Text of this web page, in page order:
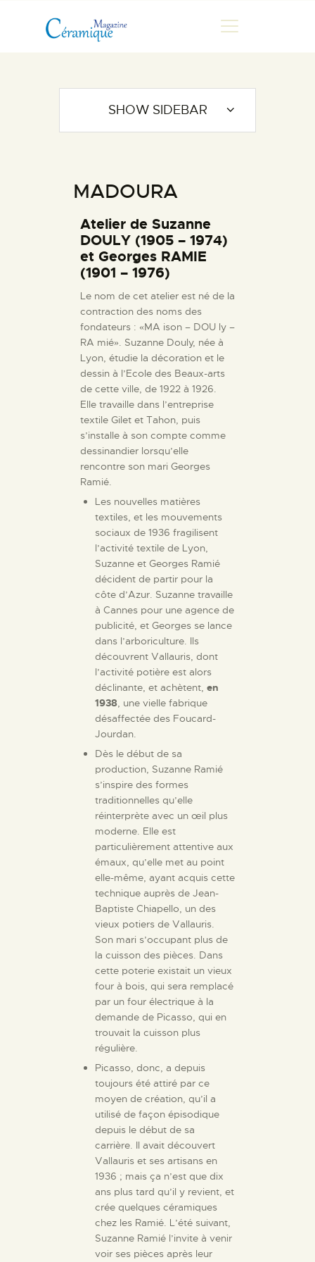
MAGAZINE
CHRONIQUES DE LUC
LES ARTISTES
GALERIES
MARCHANDES
DOCUMENTATION
CONTACT
ESPACE PRO
MADOURA
Atelier de Suzanne
DOULY (1905 – 1974)
et Georges RAMIE
(1901 – 1976)
Le nom de cet atelier est né de la
contraction des noms des
fondateurs : «MA ison – DOU ly –
RA mié». Suzanne Douly, née à
Lyon, étudie la décoration et le
dessin à l’Ecole des Beaux-arts
de cette ville, de 1922 à 1926.
Elle travaille dans l’entreprise
textile Gilet et Tahon, puis
s’installe à son compte comme
dessinandier lorsqu’elle
rencontre son mari Georges
Ramié.
Les nouvelles matières
textiles, et les mouvements
sociaux de 1936 fragilisent
l’activité textile de Lyon,
Suzanne et Georges Ramié
décident de partir pour la
côte d’Azur. Suzanne travaille
à Cannes pour une agence de
publicité, et Georges se lance
dans l’arboriculture. Ils
découvrent Vallauris, dont
l’activité potière est alors
déclinante, et achètent, en
1938, une vielle fabrique
désaffectée des Foucard-
Jourdan.
Dès le début de sa
production, Suzanne Ramié
s’inspire des formes
traditionnelles qu’elle
réinterprète avec un œil plus
moderne. Elle est
particulièrement attentive aux
émaux, qu’elle met au point
elle-même, ayant acquis cette
technique auprès de Jean-
Baptiste Chiapello, un des
vieux potiers de Vallauris.
Son mari s’occupant plus de
la cuisson des pièces. Dans
cette poterie existait un vieux
four à bois, qui sera remplacé
par un four électrique à la
demande de Picasso, qui en
trouvait la cuisson plus
régulière.
Picasso, donc, a depuis
toujours été attiré par ce
moyen de création, qu’il a
utilisé de façon épisodique
depuis le début de sa
carrière. Il avait découvert
Vallauris et ses artisans en
1936 ; mais ça n’est que dix
ans plus tard qu’il y revient, et
crée quelques céramiques
chez les Ramié. L’été suivant,
Suzanne Ramié l’invite à venir
voir ses pièces après leur
SHOW SIDEBAR